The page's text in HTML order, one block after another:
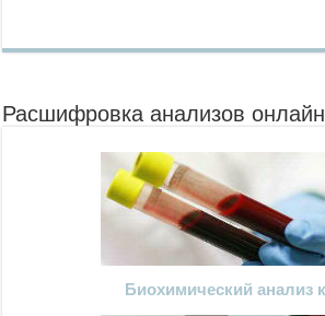
Расшифровка анализов онлайн
Биохимический анализ